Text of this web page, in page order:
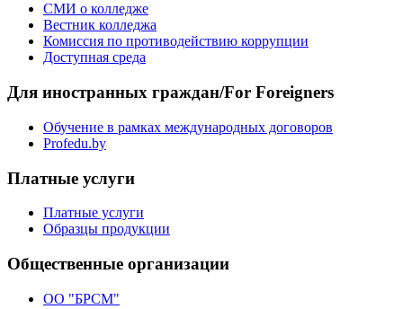
СМИ о колледже
Вестник колледжа
Комиссия по противодействию коррупции
Доступная среда
Для иностранных граждан/For Foreigners
Обучение в рамках международных договоров
Profedu.by
Платные услуги
Платные услуги
Образцы продукции
Общественные организации
ОО "БРСМ"